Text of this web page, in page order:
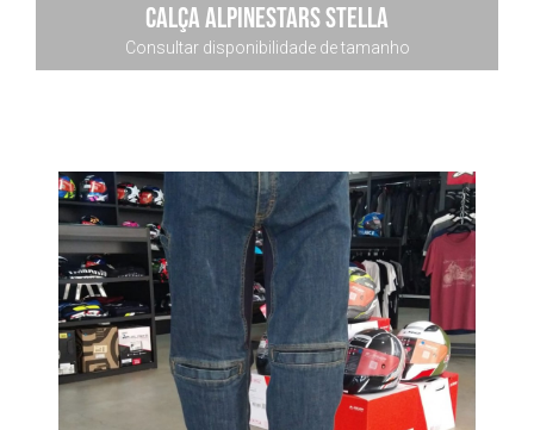
CALÇA ALPINESTARS STELLA
Consultar disponibilidade de tamanho